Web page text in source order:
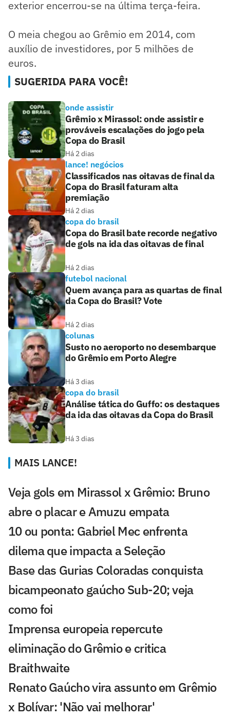
exterior encerrou-se na última terça-feira.
O meia chegou ao Grêmio em 2014, com
auxílio de investidores, por 5 milhões de
euros.
SUGERIDA PARA VOCÊ!
onde assistir
Grêmio x Mirassol: onde assistir e
prováveis escalações do jogo pela
Copa do Brasil
Há 2 dias
lance! negócios
Classificados nas oitavas de final da
Copa do Brasil faturam alta
premiação
Há 2 dias
copa do brasil
Copa do Brasil bate recorde negativo
de gols na ida das oitavas de final
Há 2 dias
futebol nacional
Quem avança para as quartas de final
da Copa do Brasil? Vote
Há 2 dias
colunas
Susto no aeroporto no desembarque
do Grêmio em Porto Alegre
Há 3 dias
copa do brasil
Análise tática do Guffo: os destaques
da ida das oitavas da Copa do Brasil
Há 3 dias
MAIS LANCE!
Veja gols em Mirassol x Grêmio: Bruno
abre o placar e Amuzu empata
10 ou ponta: Gabriel Mec enfrenta
dilema que impacta a Seleção
Base das Gurias Coloradas conquista
bicampeonato gaúcho Sub-20; veja
como foi
Imprensa europeia repercute
eliminação do Grêmio e critica
Braithwaite
Renato Gaúcho vira assunto em Grêmio
x Bolívar: 'Não vai melhorar'